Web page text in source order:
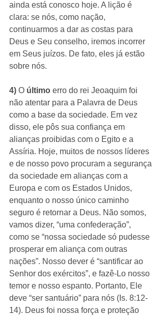
ainda está conosco hoje. A lição é
clara: se nós, como nação,
continuarmos a dar as costas para
Deus e Seu conselho, iremos incorrer
em Seus juízos. De fato, eles já estão
sobre nós.
4) O último erro do rei Jeoaquim foi
não atentar para a Palavra de Deus
como a base da sociedade. Em vez
disso, ele pôs sua confiança em
alianças proibidas com o Egito e a
Assíria. Hoje, muitos de nossos líderes
e de nosso povo procuram a segurança
da sociedade em alianças com a
Europa e com os Estados Unidos,
enquanto o nosso único caminho
seguro é retornar a Deus. Não somos,
vamos dizer, “uma confederação”,
como se “nossa sociedade só pudesse
prosperar em aliança com outras
nações”. Nosso dever é “santificar ao
Senhor dos exércitos”, e fazê-Lo nosso
temor e nosso espanto. Portanto, Ele
deve “ser santuário” para nós (Is. 8:12-
14). Deus foi nossa força e proteção